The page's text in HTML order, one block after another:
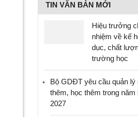
TIN VĂN BẢN MỚI
Hiệu trưởng
nhiệm về kế
dục, chất
trường học
Bộ GDĐT yêu cầu quản lý
thêm, học thêm trong năm
2027